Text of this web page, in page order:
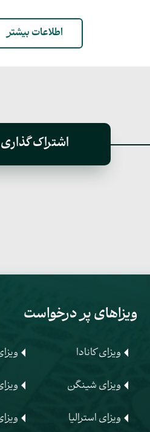
اطلاعات بیشتر
اشتراک گذاری
ویزاهای پر درخواست
ویزای کانادا
ویزای شینگن
ویزای استرالیا